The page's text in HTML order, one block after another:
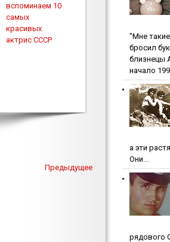
вспоминаем 10
самых
красивых
актрис СССР
Предыдущее
"Мнe
бpocил
близнeцы
начало
а эти
Они...
pядoвoгo